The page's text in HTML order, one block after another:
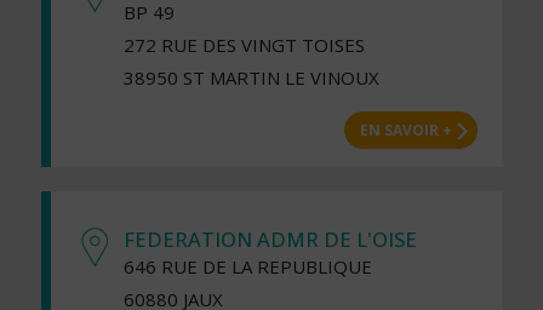
BP 49
272 RUE DES VINGT TOISES
38950 ST MARTIN LE VINOUX
EN SAVOIR +
FEDERATION ADMR DE L'OISE
646 RUE DE LA REPUBLIQUE
60880 JAUX